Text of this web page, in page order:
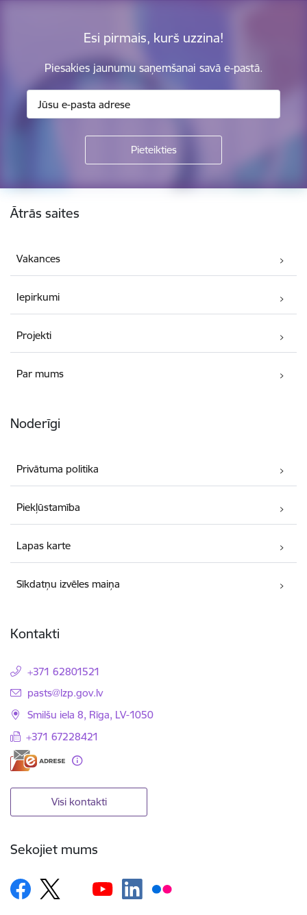
Esi pirmais, kurš uzzina!
Piesakies jaunumu saņemšanai savā e-pastā.
Kājene
Ātrās saites
Vakances
Iepirkumi
Projekti
Par mums
Noderīgi
Privātuma politika
Piekļūstamība
Lapas karte
Sīkdatņu izvēles maiņa
Kontakti
+371 62801521
E-pasts:
pasts@lzp.gov.lv
Smilšu iela 8, Rīga, LV-1050
+371 67228421
Visi kontakti
Sekojiet mums